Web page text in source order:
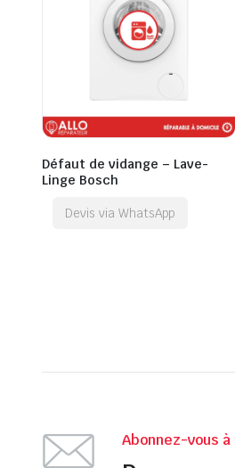
Défaut de vidange – Lave-
Linge Bosch
Devis via WhatsApp
Abonnez-vous